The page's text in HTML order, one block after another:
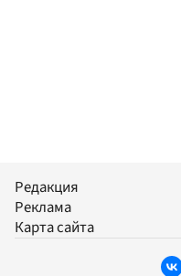
Редакция
Реклама
Карта сайта